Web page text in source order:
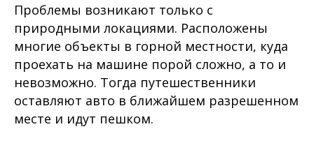
Проблемы возникают только с
природными локациями. Расположены
многие объекты в горной местности, куда
проехать на машине порой сложно, а то и
невозможно. Тогда путешественники
оставляют авто в ближайшем разрешенном
месте и идут пешком.